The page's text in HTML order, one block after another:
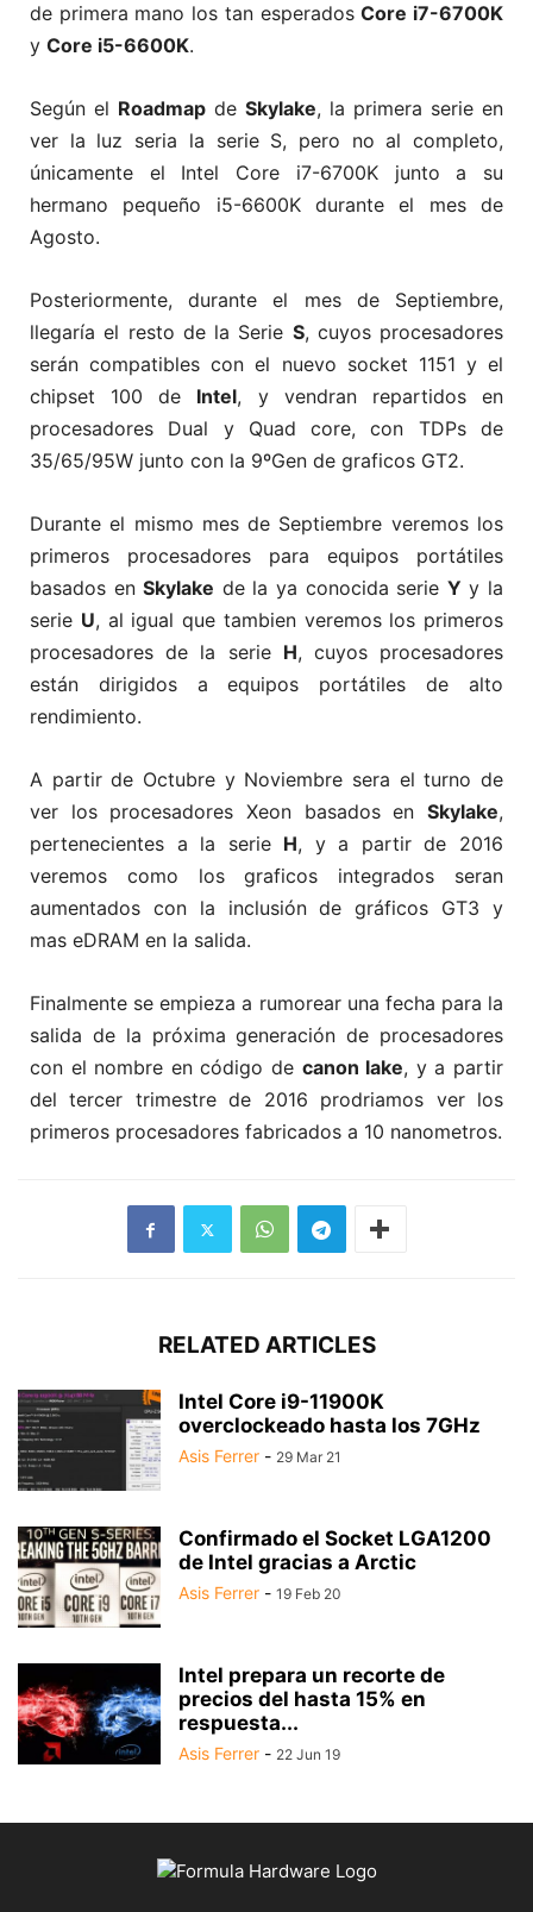
de primera mano los tan esperadosCore i7-6700K
y Core i5-6600K.
Según el Roadmap de Skylake, la primera serie en
ver la luz seria la serie S, pero no al completo,
únicamente el Intel Core i7-6700K junto a su
hermano pequeño i5-6600K durante el mes de
Agosto.
Posteriormente, durante el mes de Septiembre,
llegaría el resto de la Serie S, cuyos procesadores
serán compatibles con el nuevo socket 1151 y el
chipset 100 de Intel, y vendran repartidos en
procesadores Dual y Quad core, con TDPs de
35/65/95W junto con la 9ºGen de graficos GT2.
Durante el mismo mes de Septiembre veremos los
primeros procesadores para equipos portátiles
basados enSkylake de la ya conocida serie Y y la
serie U, al igual que tambien veremos los primeros
procesadores de la serie H, cuyos procesadores
están dirigidos a equipos portátiles de alto
rendimiento.
A partir de Octubre y Noviembre sera el turno de
ver los procesadores Xeon basados en Skylake,
pertenecientes a la serie H, y a partir de 2016
veremos como los graficos integrados seran
aumentados con la inclusión de gráficos GT3 y
mas eDRAM en la salida.
Finalmente se empieza a rumorear una fecha para la
salida de la próxima generación de procesadores
con el nombre en código de canon lake, y a partir
del tercer trimestre de 2016 prodriamos ver los
primeros procesadores fabricados a 10 nanometros.
RELATED ARTICLES
Intel Core i9-11900K
overclockeado hasta los 7GHz
Asis Ferrer - 29 Mar 21
Confirmado el Socket LGA1200
de Intel gracias a Arctic
Asis Ferrer - 19 Feb 20
Intel prepara un recorte de
precios del hasta 15% en
respuesta...
Asis Ferrer - 22 Jun 19